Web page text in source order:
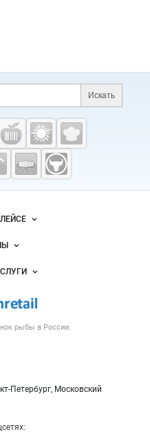
Поиск по сайту и
Искать
проекты
—
рыбы в России.
Петербург, Московский
рекламы
данных
рынка